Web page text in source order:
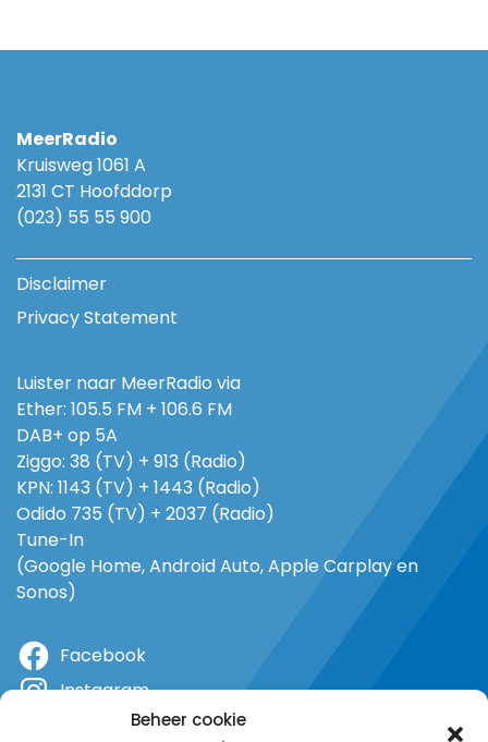
Beheer cookie
MeerRadio
Kruisweg 1061 A
2131 CT Hoofddorp
(023) 55 55 900
Disclaimer
Privacy Statement
Luister naar MeerRadio via
Ether: 105.5 FM + 106.6 FM
DAB+ op 5A
Ziggo: 38 (TV) + 913 (Radio)
KPN: 1143 (TV) + 1443 (Radio)
Odido 735 (TV) + 2037 (Radio)
Tune-In
(Google Home, Android Auto, Apple Carplay en
Sonos)
Facebook
Instagram